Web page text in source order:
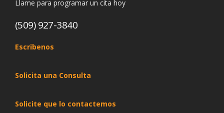
Llame para programar un cita hoy
(509) 927-3840
Escribenos
Solicita una Consulta
Solicite que lo contactemos